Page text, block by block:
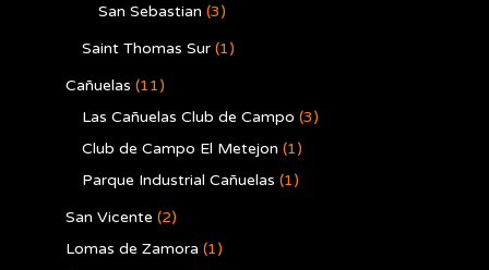
San Sebastian (3)
Saint Thomas Sur (1)
Cañuelas (11)
Las Cañuelas Club de Campo (3)
Club de Campo El Metejon (1)
Parque Industrial Cañuelas (1)
San Vicente (2)
Lomas de Zamora (1)